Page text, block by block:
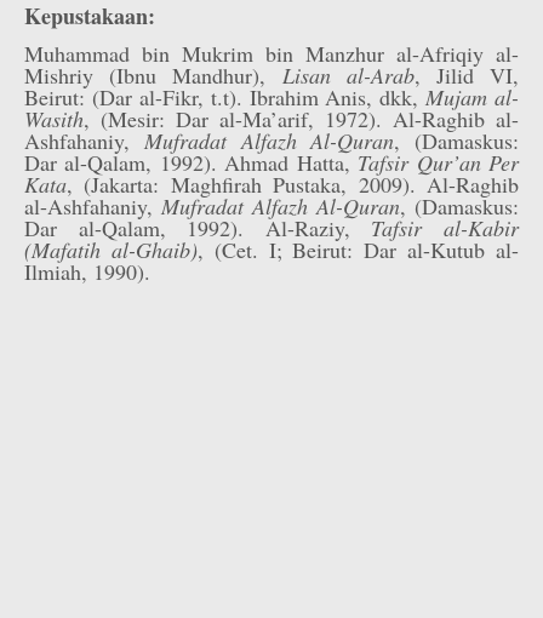
Kepustakaan:
Muhammad bin Mukrim bin Manzhur al-Afriqiy al-
Mishriy (Ibnu Mandhur), Lisan al-Arab, Jilid VI,
Beirut: (Dar al-Fikr, t.t). Ibrahim Anis, dkk,Mujam al-
Wasith, (Mesir: Dar al-Ma’arif, 1972). Al-Raghib al-
Ashfahaniy, Mufradat Alfazh Al-Quran, (Damaskus:
Dar al-Qalam, 1992). Ahmad Hatta, Tafsir Qur’an Per
Kata, (Jakarta: Maghfirah Pustaka, 2009). Al-Raghib
al-Ashfahaniy, Mufradat Alfazh Al-Quran, (Damaskus:
Dar al-Qalam, 1992). Al-Raziy, Tafsir al-Kabir
(Mafatih al-Ghaib), (Cet. I; Beirut: Dar al-Kutub al-
Ilmiah, 1990).